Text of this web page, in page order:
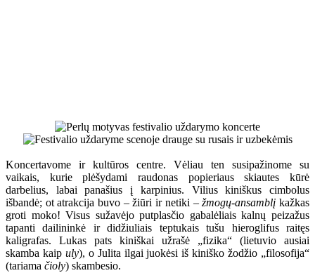
Koncertavome ir kultūros centre. Vėliau ten susipažinome su
vaikais, kurie plėšydami raudonas popieriaus skiautes kūrė
darbelius, labai panašius į karpinius. Vilius kiniškus cimbolus
išbandė; ot atrakcija buvo – žiūri ir netiki –žmogų-ansamblįkažkas
groti moko! Visus sužavėjo putplasčio gabalėliais kalnų peizažus
tapanti dailininkė ir didžiuliais teptukais tušu hieroglifus raitęs
kaligrafas. Lukas pats kiniškai užrašė „fizika“ (lietuvio ausiai
skamba kaip uly), o Julita ilgai juokėsi iš kiniško žodžio „filosofija“
(tariama čioly) skambesio.